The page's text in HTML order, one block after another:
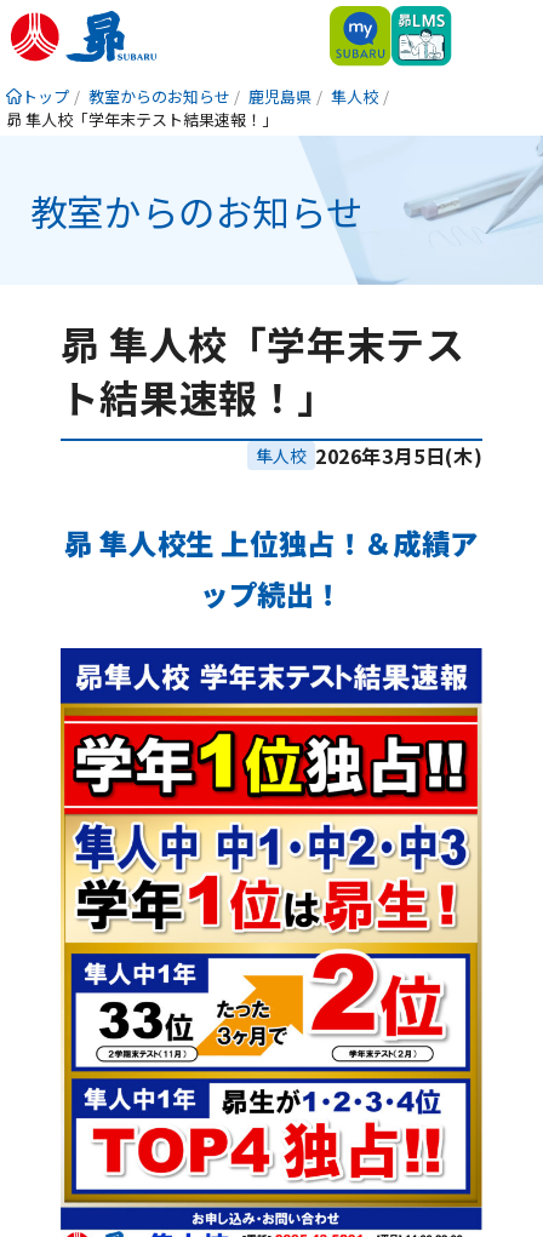
トップ 教室からのお知らせ 鹿児島県
隼人校
昴 隼人校「学年末テスト結果速報！」
教室からのお知らせ
昴 隼人校「学年末テス
ト結果速報！」
隼人校 2026年3月5日(木)
昴 隼人校生 上位独占！＆成績ア
ップ続出！